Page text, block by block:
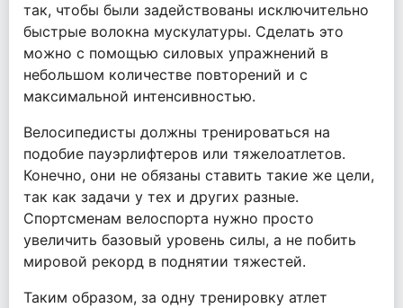
так, чтобы были задействованы исключительно
быстрые волокна мускулатуры. Сделать это
можно с помощью силовых упражнений в
небольшом количестве повторений и с
максимальной интенсивностью.
Велосипедисты должны тренироваться на
подобие пауэрлифтеров или тяжелоатлетов.
Конечно, они не обязаны ставить такие же цели,
так как задачи у тех и других разные.
Спортсменам велоспорта нужно просто
увеличить базовый уровень силы, а не побить
мировой рекорд в поднятии тяжестей.
Таким образом, за одну тренировку атлет